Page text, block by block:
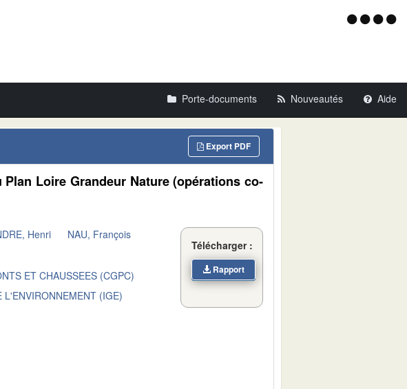
Menu
Porte-documents Nouveautés Aide
Export PDF
Loire Grandeur Nature (opérations co-
Henri NAU, François
ET CHAUSSEES (CGPC)
L'ENVIRONNEMENT (IGE)
Télécharger :
Rapport